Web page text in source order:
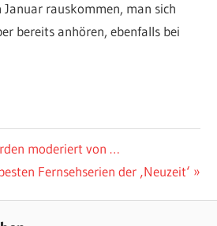
rauskommen, man sich
bereits anhören, ebenfalls bei
moderiert von …
Fernsehserien der ‚Neuzeit‘